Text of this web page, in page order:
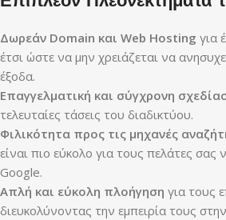
Δωρεάν Domain και Web Hosting για
έτσι ώστε να μην χρειάζεται να
έξοδα.
Επαγγελματική και σύγχρονη
τελευταίες τάσεις του διαδικτύου.
Φιλικότητα προς τις μηχανές
είναι πιο εύκολο για τους πελάτες
Google.
Απλή και εύκολη πλοήγηση για τους
διευκολύνοντας την εμπειρία τους